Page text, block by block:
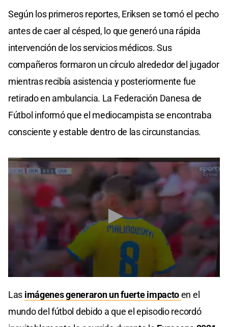
Según los primeros reportes, Eriksen se tomó el pecho
antes de caer al césped, lo que generó una rápida
intervención de los servicios médicos. Sus
compañeros formaron un círculo alrededor del jugador
mientras recibía asistencia y posteriormente fue
retirado en ambulancia. La Federación Danesa de
Fútbol informó que el mediocampista se encontraba
consciente y estable dentro de las circunstancias.
seconds
of
seconds
Las imágenes generaron un fuerte impactoen el
mundo del fútbol debido a que el episodio recordó